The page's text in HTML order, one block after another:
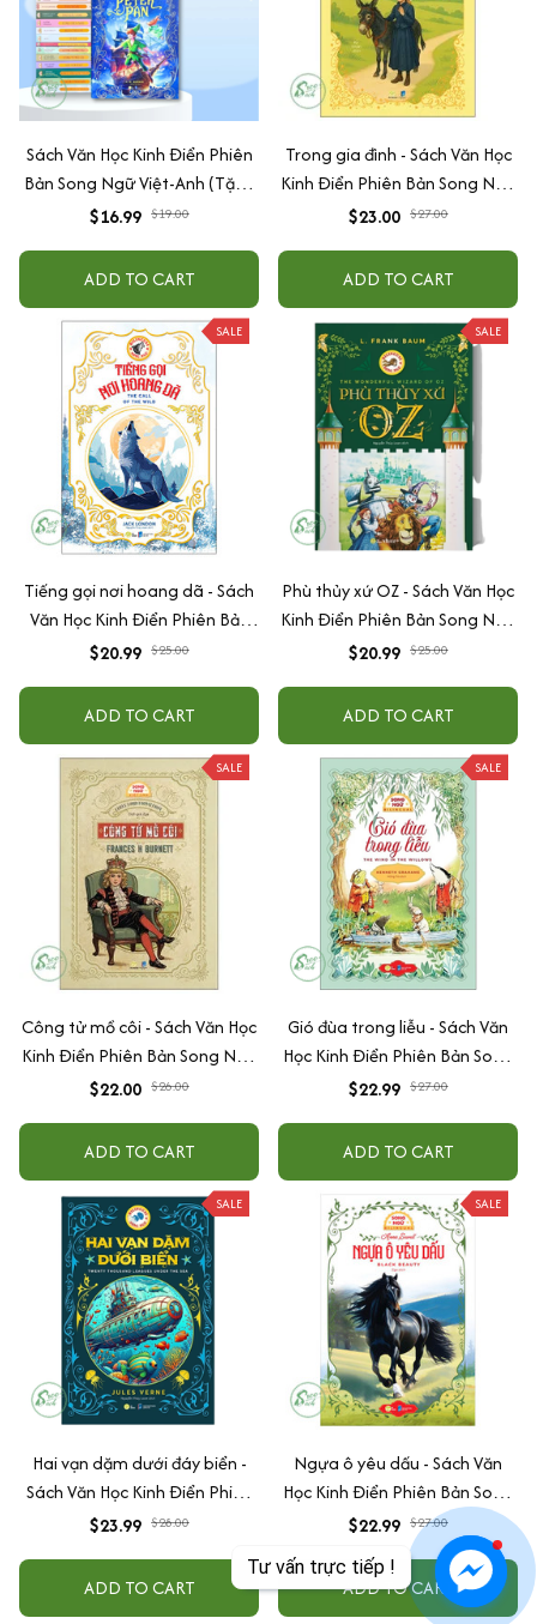
Tư vấn trực tiếp !
Sách Văn Học Kinh Điển Phiên
Bản Song Ngữ Việt-Anh (Tặng
File Nghe Audio) - Cuốn Lẻ Tùy
$16.99 $19.00
ADD TO CART
Trong gia đình - Sách Văn Học
Kinh Điển Phiên Bản Song Ngữ
Việt-Anh (Tặng File Nghe
$23.00 $27.00
ADD TO CART
SALE
Tiếng gọi nơi hoang dã - Sách
Văn Học Kinh Điển Phiên Bản
Song Ngữ Việt-Anh (Tặng File
$20.99 $25.00
ADD TO CART
SALE
Phù thủy xứ OZ - Sách Văn Học
Kinh Điển Phiên Bản Song Ngữ
Việt-Anh (Tặng File Nghe
$20.99 $25.00
ADD TO CART
SALE
Công tử mồ côi - Sách Văn Học
Kinh Điển Phiên Bản Song Ngữ
Việt-Anh (Tặng File Nghe
$22.00 $26.00
ADD TO CART
SALE
Gió đùa trong liễu - Sách Văn
Học Kinh Điển Phiên Bản Song
Ngữ Việt-Anh (Tặng File Nghe
$22.99 $27.00
ADD TO CART
SALE
Hai vạn dặm dưới đáy biển -
Sách Văn Học Kinh Điển Phiên
Bản Song Ngữ Việt-Anh (Tặng
$23.99 $28.00
ADD TO CART
SALE
Ngựa ô yêu dấu - Sách Văn
Học Kinh Điển Phiên Bản Song
Ngữ Việt-Anh (Tặng File Nghe
Audio)
$22.99 $27.00
ADD TO CART